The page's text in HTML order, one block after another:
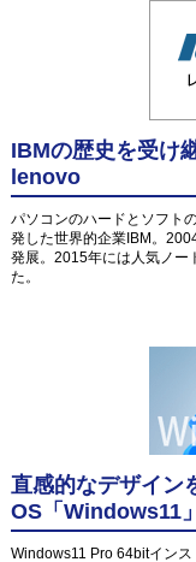
IBMの歴史を受け
lenovo
パソコンのハードとソフト
発した世界的企業IBM。
発展。2015年には人気ノー
た。
直感的なデザイン
OS「Windows11」
Windows11 Pro 64bitインス